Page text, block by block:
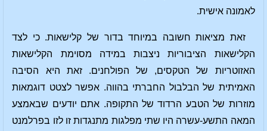
לאמונה אישית.
זאת מציאות חשובה במיוחד בדור של קלישאות. כי לצד
הקלישאות הציבוריות ניצבות במידה מסוימת הקלישאות
האזוטריות של הטקסים, של הפולחנים. זאת היא הסיבה
האמיתית של הבלבול החברתי בהווה. אפשר לצטט דוגמאות
מוזרות של הטבע הרדוד של התקופה. אתם יודעים שבאמצע
המאה התשע-עשרה היו שתי מפלגות מתנגדות זו לזו בפרלמנט